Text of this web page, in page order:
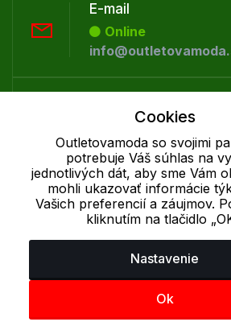
E-mail
Online
Offline
+421 277 270 055
Cookie - podrobné nastavenie|Ďalšie
osobných údajov
Cookies
Outletovamoda so svojimi
potrebuje Váš súhlas na
jednotlivých dát, aby sme Vám
mohli ukazovať informácie
Vašich preferencií a záujmov.
kliknutím na tlačidlo
Nastavenie
Ok